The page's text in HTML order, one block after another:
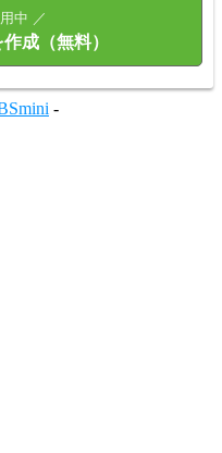
中 ／
成（無料）
-